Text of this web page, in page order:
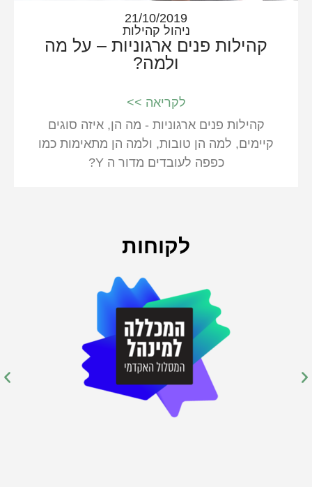
21/10/2019
ניהול קהילות
קהילות פנים ארגוניות – על מה
ולמה?
קהילות פנים ארגוניות - מה הן, איזה סוגים
קיימים, למה הן טובות, ולמה הן מתאימות כמו
כפפה לעובדים מדור ה Y?
לקריאה >>
לקוחות